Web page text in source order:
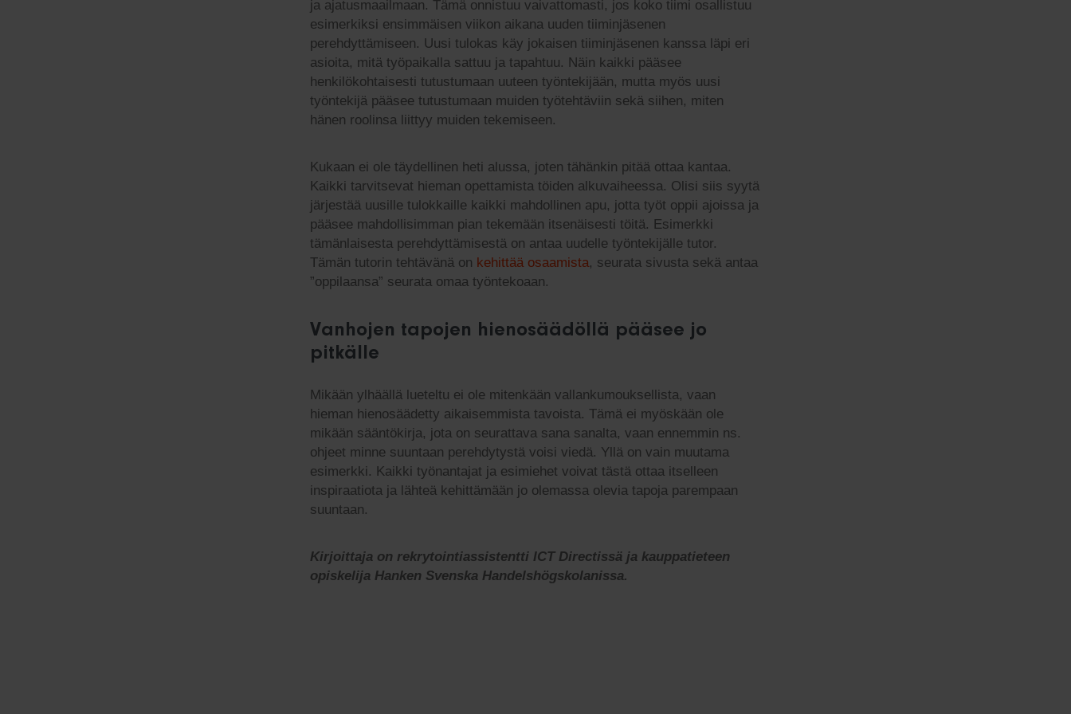
ja ajatusmaailmaan. Tämä onnistuu vaivattomasti, jos koko tiimi osallistuu
esimerkiksi ensimmäisen viikon aikana uuden tiiminjäsenen
perehdyttämiseen. Uusi tulokas käy jokaisen tiiminjäsenen kanssa läpi eri
asioita, mitä työpaikalla sattuu ja tapahtuu. Näin kaikki pääsee
henkilökohtaisesti tutustumaan uuteen työntekijään, mutta myös uusi
työntekijä pääsee tutustumaan muiden työtehtäviin sekä siihen, miten
hänen roolinsa liittyy muiden tekemiseen.
Kukaan ei ole täydellinen heti alussa, joten tähänkin pitää ottaa kantaa.
Kaikki tarvitsevat hieman opettamista töiden alkuvaiheessa. Olisi siis syytä
järjestää uusille tulokkaille kaikki mahdollinen apu, jotta työt oppii ajoissa ja
pääsee mahdollisimman pian tekemään itsenäisesti töitä. Esimerkki
tämänlaisesta perehdyttämisestä on antaa uudelle työntekijälle tutor.
Tämän tutorin tehtävänä on kehittää osaamista, seurata sivusta sekä antaa
”oppilaansa” seurata omaa työntekoaan.
Vanhojen tapojen hienosäädöllä pääsee jo
pitkälle
Mikään ylhäällä lueteltu ei ole mitenkään vallankumouksellista, vaan
hieman hienosäädetty aikaisemmista tavoista. Tämä ei myöskään ole
mikään sääntökirja, jota on seurattava sana sanalta, vaan ennemmin ns.
ohjeet minne suuntaan perehdytystä voisi viedä. Yllä on vain muutama
esimerkki. Kaikki työnantajat ja esimiehet voivat tästä ottaa itselleen
inspiraatiota ja lähteä kehittämään jo olemassa olevia tapoja parempaan
suuntaan.
Kirjoittaja on rekrytointiassistentti ICT Directissä ja kauppatieteen
opiskelija Hanken Svenska Handelshögskolanissa.